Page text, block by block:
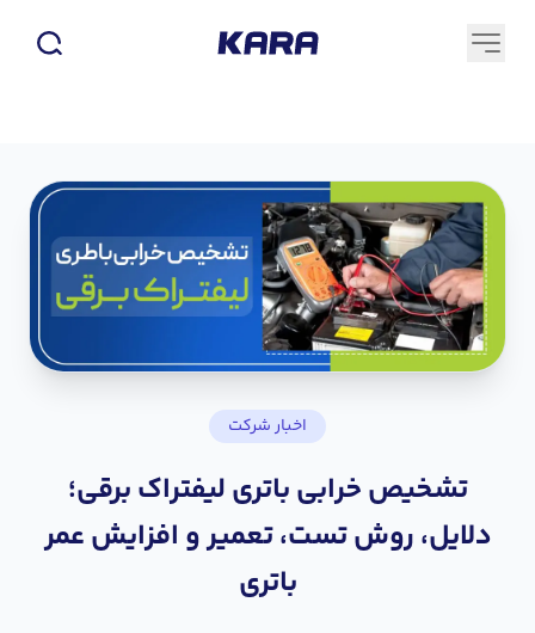
اخبار شرکت
تشخیص خرابی باتری لیفتراک برقی؛
دلایل، روش تست، تعمیر و افزایش عمر
باتری